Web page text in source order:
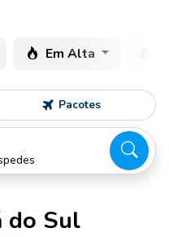
Em Alta
Pacotes
do Sul